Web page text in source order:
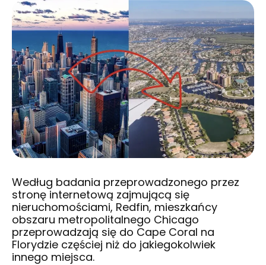
Według badania przeprowadzonego przez
stronę internetową zajmującą się
nieruchomościami, Redfin, mieszkańcy
obszaru metropolitalnego Chicago
przeprowadzają się do Cape Coral na
Florydzie częściej niż do jakiegokolwiek
innego miejsca.